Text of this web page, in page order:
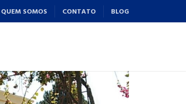
QUEM SOMOS CONTATO BLOG